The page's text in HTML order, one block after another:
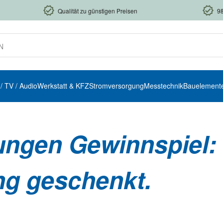
Qualität zu günstigen Preisen
TV / AudioWerkstatt & KFZStromversorgungMesstechnik
Gewinnspiel:
geschenkt.